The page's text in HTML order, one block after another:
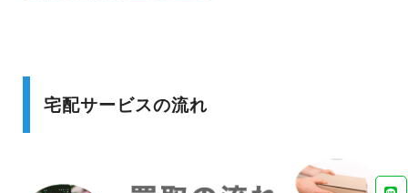
宅配サービスの流れ